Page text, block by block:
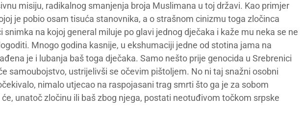
misiju, radikalnog smanjenja broja Muslimana u toj državi. Kao primjer
je pobio osam tisuća stanovnika, a o strašnom cinizmu toga zločinca
snimka na kojoj general miluje po glavi jednog dječaka i kaže mu neka se ne
Mnogo godina kasnije, u ekshumaciji jedne od stotina jama na
je i lubanja baš toga dječaka. Samo nešto prije genocida u Srebrenici
samoubojstvo, ustrijelivši se očevim pištoljem. No ni taj snažni osobni
nimalo utjecao na raspojasani trag smrti što ga je za sobom
unatoč zločinu ili baš zbog njega, postati neotuđivom točkom srpske